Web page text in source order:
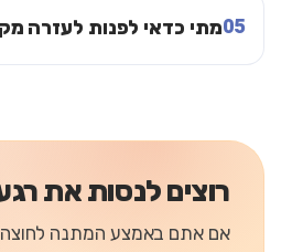
05מתי כדאי לפנות לעזרה
רוצים לנסות את
אם אתם באמצע המתנה לחוצה